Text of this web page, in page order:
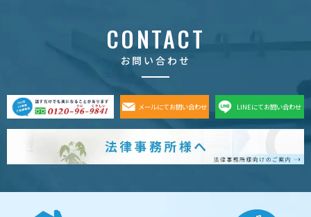
CONTACT
お問い合わせ
メールにてお問い合わせ LINEにてお問い合わせ